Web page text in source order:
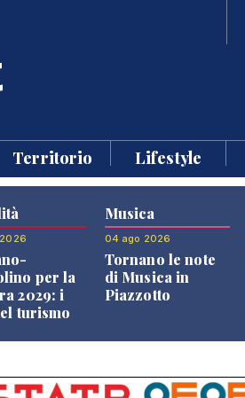
Territorio Lifestyle
per la
2029: i
turismo
Musica
04 ago 2026
Tornano le note
di Musica in
Piazzotto